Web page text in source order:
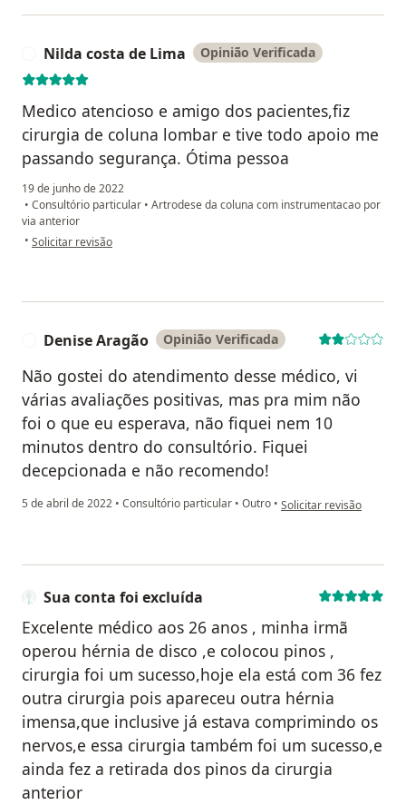
Nilda costa de Lima Opinião Verificada
Medico atencioso e amigo dos pacientes,fiz
cirurgia de coluna lombar e tive todo apoio me
passando segurança. Ótima pessoa
19 de junho de 2022
• Consultório particular • Artrodese da coluna com instrumentacao por
via anterior
• na opinião do utilizador Nilda costa de Lima
Solicitar revisão
Denise Aragão Opinião Verificada
Não gostei do atendimento desse médico, vi
várias avaliações positivas, mas pra mim não
foi o que eu esperava, não fiquei nem 10
minutos dentro do consultório. Fiquei
decepcionada e não recomendo!
5 de abril de 2022 • Consultório particular • Outro • na opinião do utilizador
Solicitar revisão
Sua conta foi excluída
Excelente médico aos 26 anos , minha irmã
operou hérnia de disco ,e colocou pinos ,
cirurgia foi um sucesso,hoje ela está com 36 fez
outra cirurgia pois apareceu outra hérnia
imensa,que inclusive já estava comprimindo os
nervos,e essa cirurgia também foi um sucesso,e
ainda fez a retirada dos pinos da cirurgia
anterior